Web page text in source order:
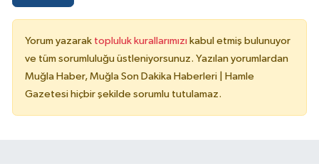
Yorum yazarak topluluk kurallarımızı kabul etmiş bulunuyor
ve tüm sorumluluğu üstleniyorsunuz. Yazılan yorumlardan
Muğla Haber, Muğla Son Dakika Haberleri | Hamle
Gazetesi hiçbir şekilde sorumlu tutulamaz.